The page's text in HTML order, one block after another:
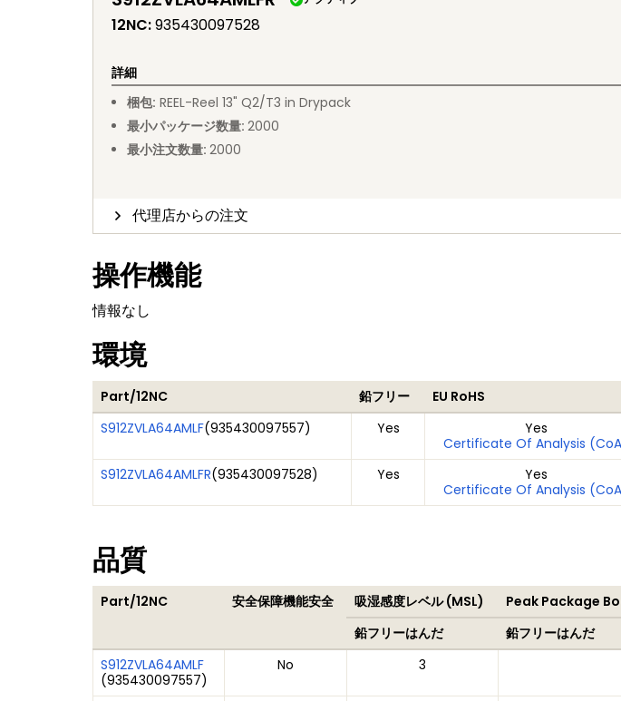
12NC:935430097528
詳細
梱包: REEL-Reel 13" Q2/T3 in Drypack
最小パッケージ数量: 2000
最小注文数量: 2000
代理店からの注文
操作機能
情報なし
環境
Part/12NC 鉛フリー EU RoHS
S912ZVLA64AMLF(935430097557) Yes
Yes
Certificate Of Analysis
S912ZVLA64AMLFR(935430097528) Yes
Yes
Certificate Of Analysis
品質
Part/12NC 安全保障機能安全 吸湿感度レベル (MSL) Peak Package
鉛フリーはんだ
鉛フリーはんだ
S912ZVLA64AMLF
(935430097557)
No 3